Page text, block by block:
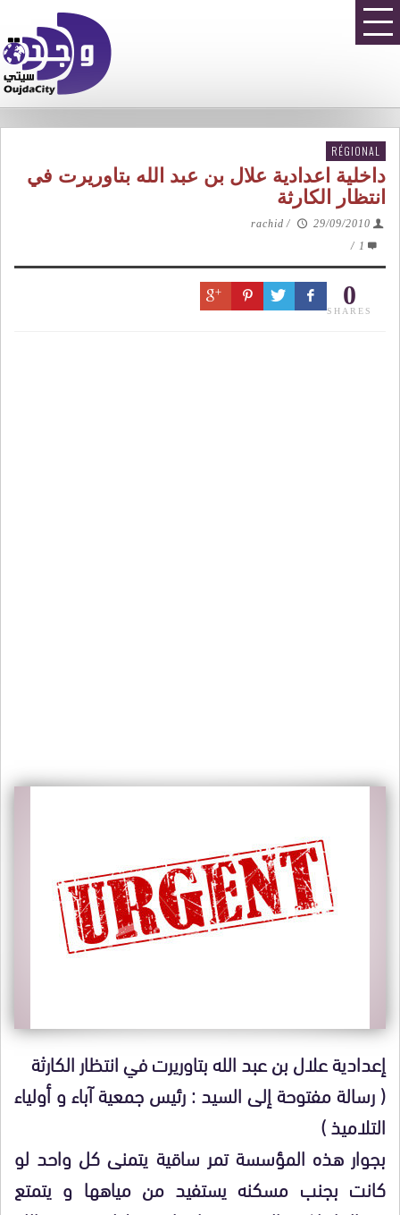
RÉGIONAL
داخلية اعدادية علال بن عبد الله بتاوريرت في
انتظار الكارثة
rachid /
29/09/2010
1
/
0
SHARES
إعدادية علال بن عبد الله بتاوريرت في انتظار الكارثة
( رسالة مفتوحة إلى السيد : رئيس جمعية آباء و أولياء
التلاميذ )
بجوار هذه المؤسسة تمر ساقية يتمنى كل واحد لو
كانت بجنب مسكنه يستفيد من مياهها و يتمتع